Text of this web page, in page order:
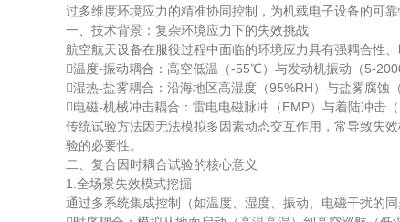
过多维度环境应力的精准协同控制，为机载电子设备的可靠
一、技术背景：复杂环境应力下的失效挑战
航空航天设备在服役过程中面临的环境应力具有强耦合性
​温度-振动耦合：高空低温（-55℃）与发动机振动（5-
​湿热-盐雾耦合：沿海地区高湿度（95%RH）与盐雾腐蚀
​电磁-机械冲击耦合​：雷电电磁脉冲（EMP）与着陆冲击
传统试验方法因无法模拟多因素动态交互作用，常导致失
验的必要性。
二、复合因时耦合试验的核心意义
1.​全场景失效模式挖掘​
通过多系统集成控制（如温度、湿度、振动、电磁干扰的